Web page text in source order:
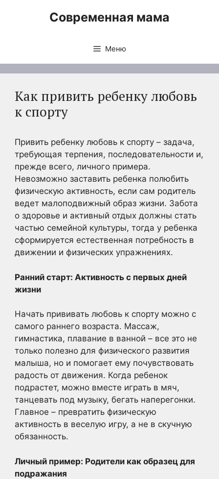
Современная мама
Меню
Как привить ребенку любовь
к спорту
Привить ребенку любовь к спорту – задача,
требующая терпения, последовательности и,
прежде всего, личного примера.
Невозможно заставить ребенка полюбить
физическую активность, если сам родитель
ведет малоподвижный образ жизни. Забота
о здоровье и активный отдых должны стать
частью семейной культуры, тогда у ребенка
сформируется естественная потребность в
движении и физических упражнениях.
Ранний старт: Активность с первых дней
жизни
Начать прививать любовь к спорту можно с
самого раннего возраста. Массаж,
гимнастика, плавание в ванной – все это не
только полезно для физического развития
малыша, но и помогает ему почувствовать
радость от движения. Когда ребенок
подрастет, можно вместе играть в мяч,
танцевать под музыку, бегать наперегонки.
Главное – превратить физическую
активность в веселую игру, а не в скучную
обязанность.
Личный пример: Родители как образец для
подражания